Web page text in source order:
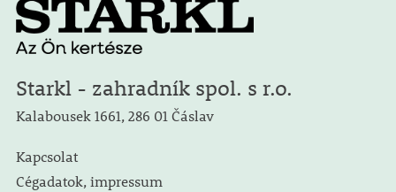
Starkl - zahradník spol. s r.o.
Kalabousek 1661, 286 01 Čáslav
Kapcsolat
Cégadatok, impressum